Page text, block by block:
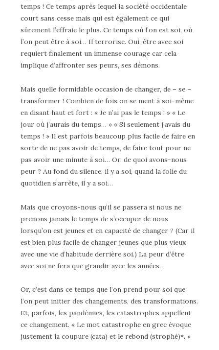
temps ! Ce temps après lequel la société occidentale
court sans cesse mais qui est également ce qui
sûrement l’effraie le plus. Ce temps où l’on est soi, où
l’on peut être à soi… Il terrorise. Oui, être avec soi
requiert finalement un immense courage car cela
implique d’affronter ses peurs, ses démons.
Mais quelle formidable occasion de changer, de – se –
transformer ! Combien de fois on se ment à soi-même
en disant haut et fort : « Je n’ai pas le temps ! » « Le
jour où j’aurais du temps… » « Si seulement j’avais du
temps ! » Il est parfois beaucoup plus facile de faire en
sorte de ne pas avoir de temps, de faire tout pour ne
pas avoir une minute à soi… Or, de quoi avons-nous
peur ? Au fond du silence, il y a soi, quand la folie du
quotidien s’arrête, il y a soi…
Mais que croyons-nous qu’il se passera si nous ne
prenons jamais le temps de s’occuper de nous
lorsqu’on est jeunes et en capacité de changer ? (Car il
est bien plus facile de changer jeunes que plus vieux
avec une vie d’habitude derrière soi.) La peur d’être
avec soi ne fera que grandir avec les années…
Or, c’est dans ce temps que l’on prend pour soi que
l’on peut initier des changements, des transformations.
Et, parfois, les pandémies, les catastrophes appellent
ce changement. « Le mot catastrophe en grec évoque
justement la coupure (cata) et le rebond (strophé)*. »